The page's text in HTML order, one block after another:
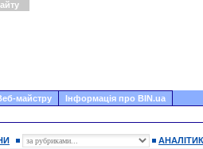
майстру Інформація про BIN.ua